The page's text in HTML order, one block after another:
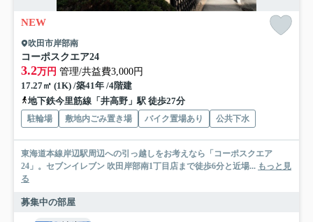
NEW
吹田市岸部南
コーポスクエア24
3.2万円 管理/共益費3,000円
17.27㎡ (1K) /築41年 /4階建
地下鉄今里筋線「井高野」駅 徒歩27分
駐輪場 敷地内ごみ置き場 バイク置場あり 公共下水
東海道本線岸辺駅周辺への引っ越しをお考えなら「コーポスクエア
24」。セブンイレブン 吹田岸部南1丁目店まで徒歩6分と近場... もっと見
る
募集中の部屋